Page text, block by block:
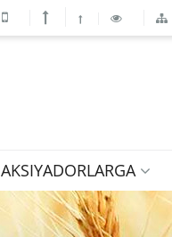
AKSIYADORLARGA